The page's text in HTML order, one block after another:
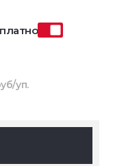
уп.